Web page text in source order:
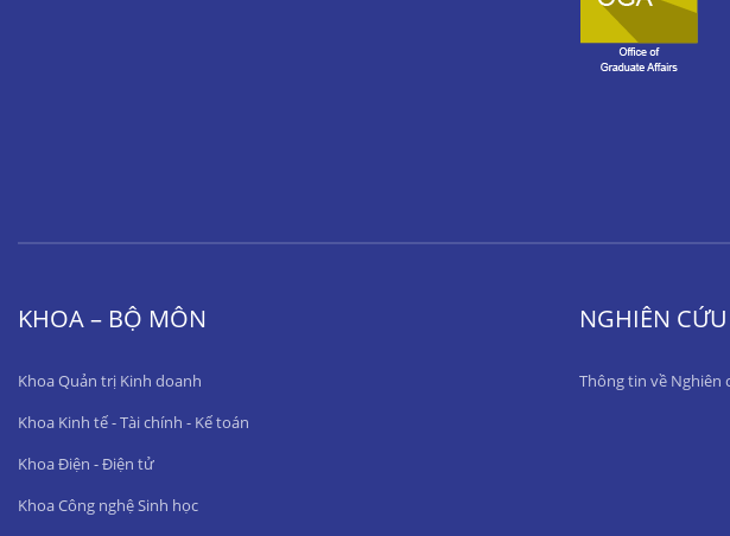
KHOA – BỘ MÔN
Khoa Quản trị Kinh doanh
Khoa Kinh tế - Tài chính - Kế toán
Khoa Điện - Điện tử
Khoa Công nghệ Sinh học
NGHIÊN
Thông tin về Nghiên